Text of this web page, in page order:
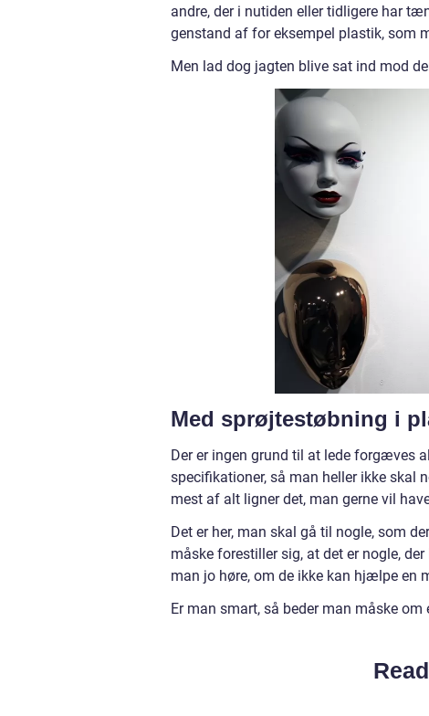
andre, der i nutiden eller tidligere har
genstand af for eksempel plastik, som
Men lad dog jagten blive sat ind mod
Med sprøjtestøbning i
Der er ingen grund til at lede forgæves
specifikationer, så man heller ikke skal
mest af alt ligner det, man gerne vil
Det er her, man skal gå til nogle, som
måske forestiller sig, at det er nogle,
man jo høre, om de ikke kan hjælpe en
Er man smart, så beder man måske